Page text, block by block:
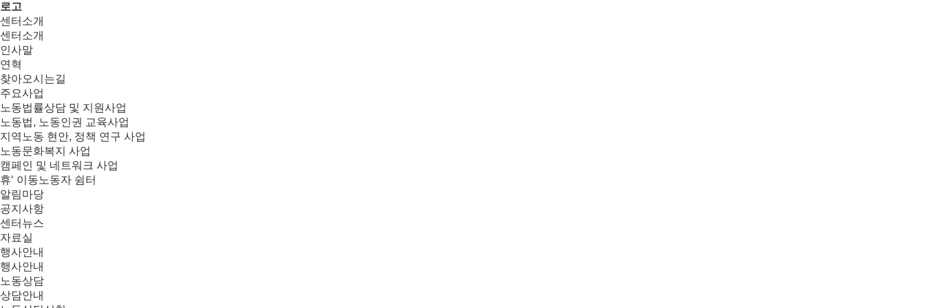
로고
센터소개
센터소개
인사말
연혁
찾아오시는길
주요사업
노동법률상담 및 지원사업
노동법, 노동인권 교육사업
지역노동 현안, 정책 연구 사업
노동문화복지 사업
캠페인 및 네트워크 사업
휴‘ 이동노동자 쉼터
알림마당
공지사항
센터뉴스
자료실
행사안내
행사안내
노동상담
상담안내